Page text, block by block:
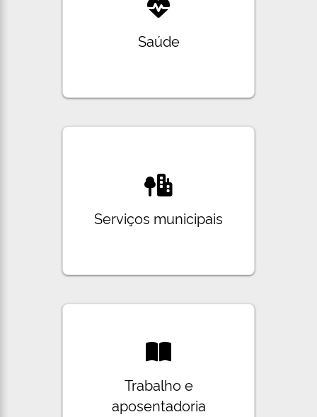
Saúde
Serviços municipais
Trabalho e
aposentadoria